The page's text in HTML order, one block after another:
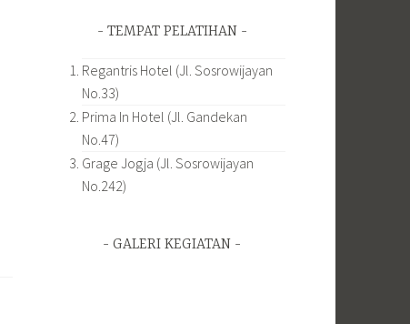
TEMPAT PELATIHAN
Regantris Hotel (Jl. Sosrowijayan
No.33)
Prima In Hotel (Jl. Gandekan
No.47)
Grage Jogja (Jl. Sosrowijayan
No.242)
GALERI KEGIATAN